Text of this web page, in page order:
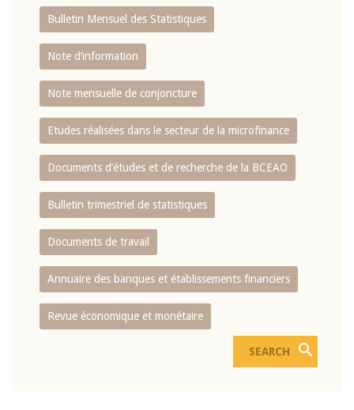
Bulletin Mensuel des Statistiques
Note d’information
Note mensuelle de conjoncture
Etudes réalisées dans le secteur de la microfinance
Documents d’études et de recherche de la BCEAO
Bulletin trimestriel de statistiques
Documents de travail
Annuaire des banques et établissements financiers
Revue économique et monétaire